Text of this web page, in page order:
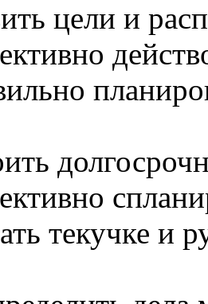
цели и
текучке и